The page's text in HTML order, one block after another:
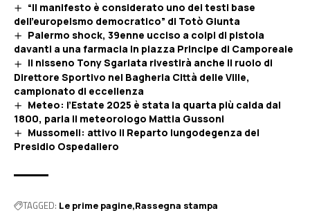
“Il manifesto è considerato uno dei testi base
dell’europeismo democratico” di Totò Giunta
Palermo shock, 39enne ucciso a colpi di pistola
davanti a una farmacia in piazza Principe di Camporeale
Il nisseno Tony Sgarlata rivestirà anche il ruolo di
Direttore Sportivo nel Bagheria Città delle Ville,
campionato di eccellenza
Meteo: l’Estate 2025 è stata la quarta più calda dal
1800, parla il meteorologo Mattia Gussoni
Mussomeli: attivo il Reparto lungodegenza del
Presidio Ospedaliero
TAGGED: Le prime pagine Rassegna stampa